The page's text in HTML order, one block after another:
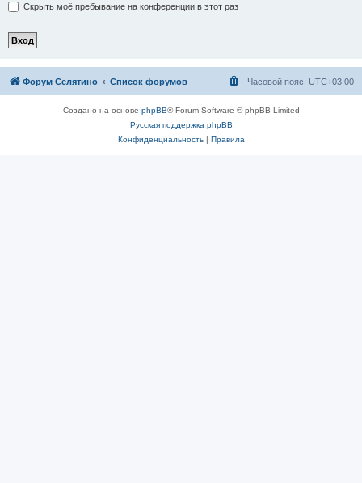
Скрыть моё пребывание на конференции в этот раз
Форум Селятино Список форумов Часовой пояс: UTC+03:00
Создано на основе phpBB® Forum Software © phpBB Limited
Русская поддержка phpBB
Конфиденциальность| Правила